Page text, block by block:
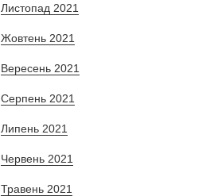
Листопад 2021
Жовтень 2021
Вересень 2021
Серпень 2021
Липень 2021
Червень 2021
Травень 2021